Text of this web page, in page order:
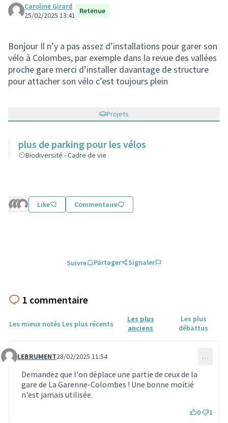
Caroline Girard
25/02/2025 13:41 Retenue
Bonjour Il n’y a pas assez d’installations pour garer son
vélo à Colombes, par exemple dans la revue des vallées
proche gare merci d’installer davantage de structure
pour attacher son vélo c’est toujours plein
Projets
plus de parking pour les vélos
Biodiversité - Cadre de vie
Like Commentaire
Suivre Partager Signaler
1 commentaire
Les mieux notés Les plus récents
Les plus
anciens
Les plus
débattus
Commentaire 1565
LEBRUMENT28/02/2025 11:54 …
Demandez que l'on déplace une partie de ceux de la
gare de La Garenne-Colombes ! Une bonne moitié
n'est jamais utilisée.
0 1